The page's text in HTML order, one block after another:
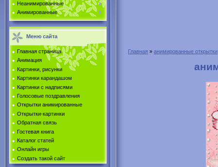
Неанимированные
Анимированные
Меню сайта
Главная страница
Анимация
Картинки, рисунки
Картинки карандашом
Картинки с надписями
Голосовые поздравления
Открытки анимированные
Открытки-картинки
Обратная связь
Гостевая книга
Каталог статей
Онлайн игры
Создать такой сайт
Главная » анимированные открытки